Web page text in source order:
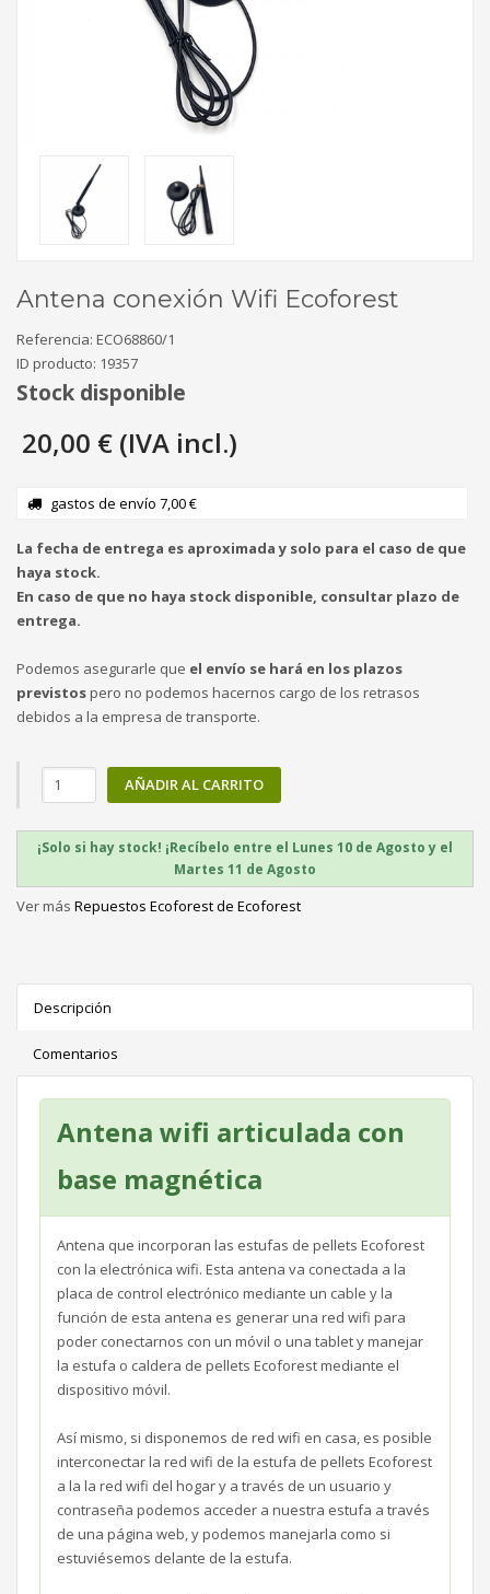
Antena conexión Wifi Ecoforest
Referencia: ECO68860/1
ID producto: 19357
Stock disponible
20,00 € (IVA incl.)
gastos de envío 7,00 €
La fecha de entrega es aproximada y solo para el caso de que
haya stock.
En caso de que no haya stock disponible, consultar plazo de
entrega.
Podemos asegurarle que el envío se hará en los plazos
previstospero no podemos hacernos cargo de los retrasos
debidos a la empresa de transporte.
AÑADIR AL CARRITO
¡Solo si hay stock! ¡Recíbelo entre el Lunes 10 de Agosto y el
Martes 11 de Agosto
Ver más Repuestos Ecoforest de Ecoforest
Descripción
Comentarios
Antena wifi articulada con
base magnética
Antena que incorporan las estufas de pellets Ecoforest
con la electrónica wifi. Esta antena va conectada a la
placa de control electrónico mediante un cable y la
función de esta antena es generar una red wifi para
poder conectarnos con un móvil o una tablet y manejar
la estufa o caldera de pellets Ecoforest mediante el
dispositivo móvil.
Así mismo, si disponemos de red wifi en casa, es posible
interconectar la red wifi de la estufa de pellets Ecoforest
a la la red wifi del hogar y a través de un usuario y
contraseña podemos acceder a nuestra estufa a través
de una página web, y podemos manejarla como si
estuviésemos delante de la estufa.